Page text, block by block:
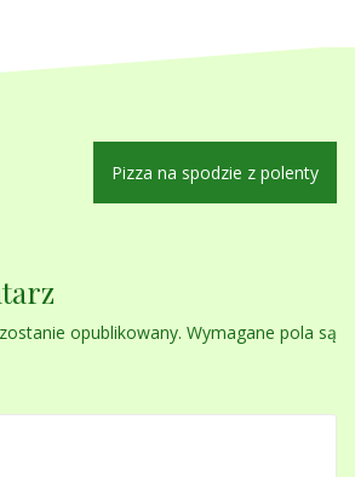
Pizza na spodzie z polenty
opublikowany. Wymagane pola są